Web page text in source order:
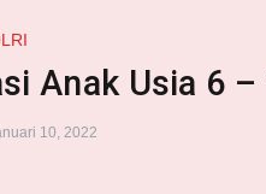
Anak Usia 6
10, 2022